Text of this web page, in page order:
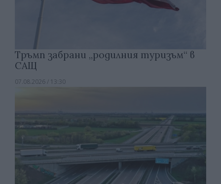
Тръмп забрани „родилния туризъм“ в
САЩ
07.08.2026 / 13:30